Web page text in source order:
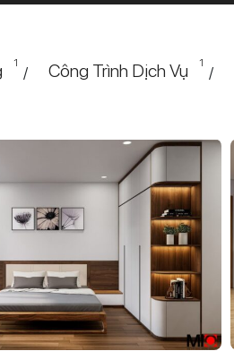
1
/ Công Trình Dịch Vụ 1
/